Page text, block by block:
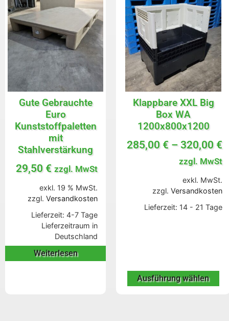
Gute Gebrauchte
Euro
Kunststoffpaletten
mit
Stahlverstärkung
29,50 € zzgl. MwSt
exkl. 19 % MwSt.
zzgl. Versandkosten
Lieferzeit: 4-7 Tage
Lieferzeitraum in
Deutschland
Weiterlesen
Klappbare XXL Big
Box WA
1200x800x1200
285,00 € – 320,00 €
zzgl. MwSt
exkl. MwSt.
zzgl. Versandkosten
Lieferzeit: 14 - 21 Tage
Ausführung wählen